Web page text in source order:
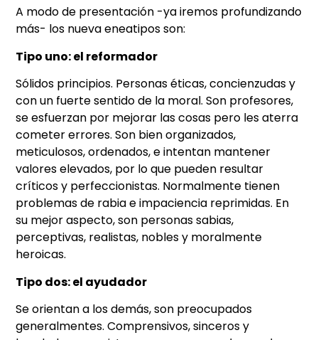
A modo de presentación -ya iremos profundizando
más- los nueva eneatipos son:
Tipo uno: el reformador
Sólidos principios. Personas éticas, concienzudas y
con un fuerte sentido de la moral. Son profesores,
se esfuerzan por mejorar las cosas pero les aterra
cometer errores. Son bien organizados,
meticulosos, ordenados, e intentan mantener
valores elevados, por lo que pueden resultar
críticos y perfeccionistas. Normalmente tienen
problemas de rabia e impaciencia reprimidas. En
su mejor aspecto, son personas sabias,
perceptivas, realistas, nobles y moralmente
heroicas.
Tipo dos: el ayudador
Se orientan a los demás, son preocupados
generalmentes. Comprensivos, sinceros y